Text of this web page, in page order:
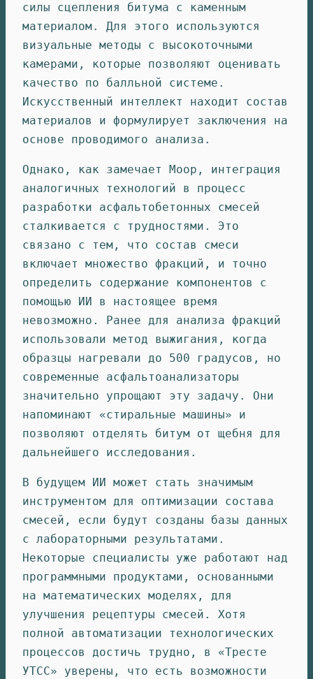
силы сцепления битума с каменным
материалом. Для этого используются
визуальные методы с высокоточными
камерами, которые позволяют оценивать
качество по балльной системе.
Искусственный интеллект находит состав
материалов и формулирует заключения на
основе проводимого анализа.
Однако, как замечает Моор, интеграция
аналогичных технологий в процесс
разработки асфальтобетонных смесей
сталкивается с трудностями. Это
связано с тем, что состав смеси
включает множество фракций, и точно
определить содержание компонентов с
помощью ИИ в настоящее время
невозможно. Ранее для анализа фракций
использовали метод выжигания, когда
образцы нагревали до 500 градусов, но
современные асфальтоанализаторы
значительно упрощают эту задачу. Они
напоминают «стиральные машины» и
позволяют отделять битум от щебня для
дальнейшего исследования.
В будущем ИИ может стать значимым
инструментом для оптимизации состава
смесей, если будут созданы базы данных
с лабораторными результатами.
Некоторые специалисты уже работают над
программными продуктами, основанными
на математических моделях, для
улучшения рецептуры смесей. Хотя
полной автоматизации технологических
процессов достичь трудно, в «Тресте
УТСС» уверены, что есть возможности